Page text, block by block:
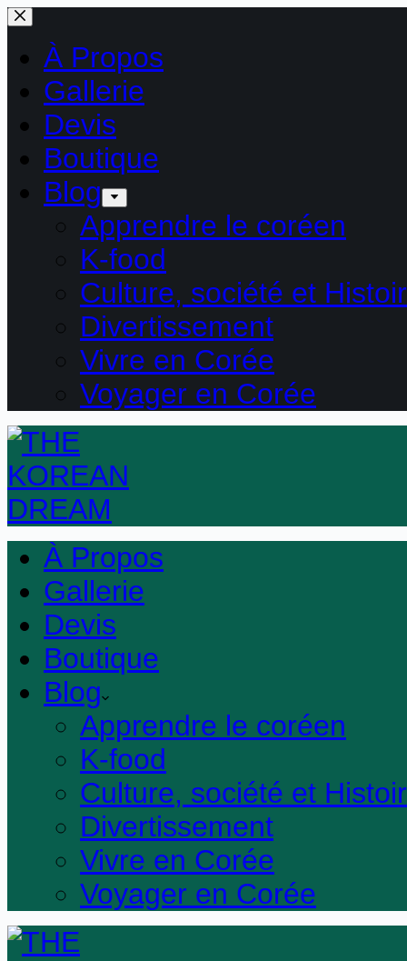
Passer
au
contenuÀ Propos
Gallerie
Devis
Boutique
Blog
Apprendre le coréen
K-food
Culture, société et
Divertissement
Vivre en Corée
Voyager en Corée
À Propos
Gallerie
Devis
Boutique
Blog
Apprendre le coréen
K-food
Culture, société et
Divertissement
Vivre en Corée
Voyager en Corée